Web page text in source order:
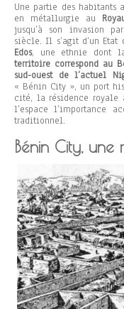
Une partie des habitants
en métallurgie au
jusqu’à son invasion
siècle. Il s’agit d’un Etat
Edos, une ethnie dont la
territoire correspond au
sud-ouest de l’actuel
« Bénin City », un port
cité, la résidence royale
l’espace l’importance
traditionnel.
Bénin City, une